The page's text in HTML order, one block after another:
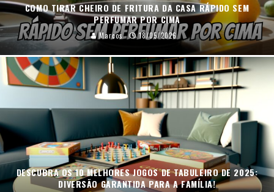
COMO TIRAR CHEIRO DE FRITURA DA CASA RÁPIDO SEM
PERFUMAR POR CIMA
Marcos 18/05/2026
DESCUBRA OS 10 MELHORES JOGOS DE TABULEIRO DE 2025:
DIVERSÃO GARANTIDA PARA A FAMÍLIA!